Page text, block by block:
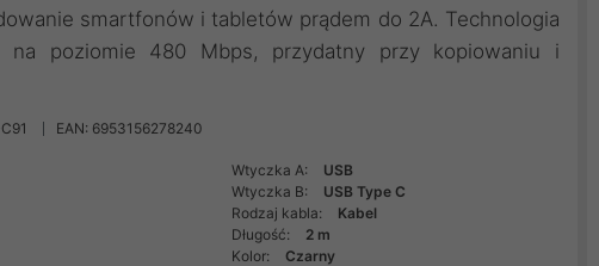
smartfonów i tabletów prądem do 2A. Technologia
na poziomie 480 Mbps, przydatny przy kopiowaniu i
EAN: 6953156278240
Wtyczka A:
USB
Wtyczka B:
USB Type C
Rodzaj kabla:
Kabel
Długość:
2 m
Kolor:
Czarny